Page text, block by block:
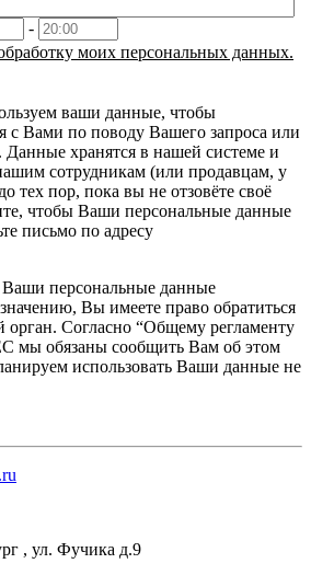
-
моих персональных данных.
ваши данные, чтобы
с Вами по поводу Вашего запроса или
Данные хранятся в нашей системе и
сотрудникам (или продавцам, у
тех пор, пока вы не отзовёте своё
чтобы Ваши персональные данные
письмо по адресу
персональные данные
Вы имеете право обратиться
орган. Согласно “Общему регламенту
мы обязаны сообщить Вам об этом
использовать Ваши данные не
, ул. Фучика д.9